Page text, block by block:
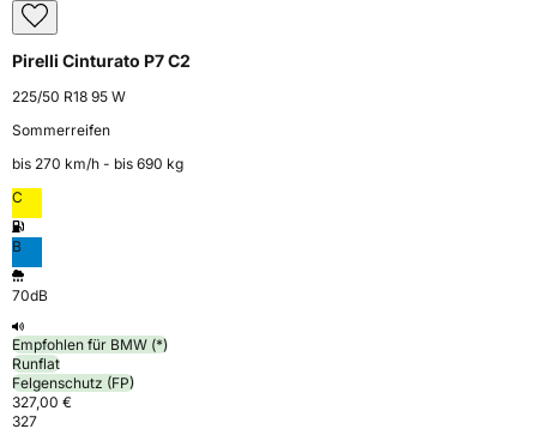
Pirelli Cinturato P7 C2
225/50 R18 95 W
Sommerreifen
bis 270 km⁠/⁠h - bis 690 kg
C
B
70dB
Empfohlen für BMW (*)
Runflat
Felgenschutz (FP)
327,00 €
327